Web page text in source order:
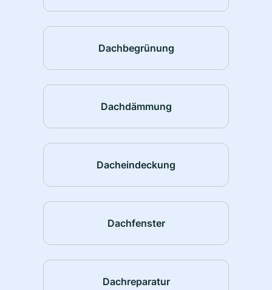
Dachbegrünung
Dachdämmung
Dacheindeckung
Dachfenster
Dachreparatur